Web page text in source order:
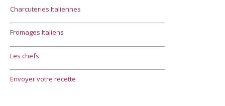
Charcuteries Italiennes
Fromages Italiens
Les chefs
Envoyer votre recette